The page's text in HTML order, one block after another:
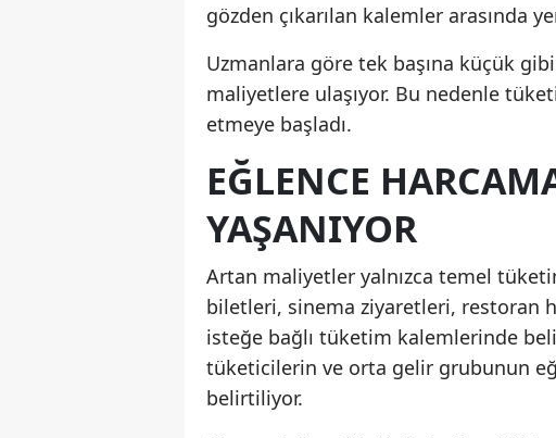
gözden çıkarılan kalemler arasında
Uzmanlara göre tek başına küçük
maliyetlere ulaşıyor. Bu nedenle
etmeye başladı.
EĞLENCE
YAŞANIYOR
Artan maliyetler yalnızca temel
biletleri, sinema ziyaretleri, restoran
isteğe bağlı tüketim kalemlerinde
tüketicilerin ve orta gelir grubunun
belirtiliyor.